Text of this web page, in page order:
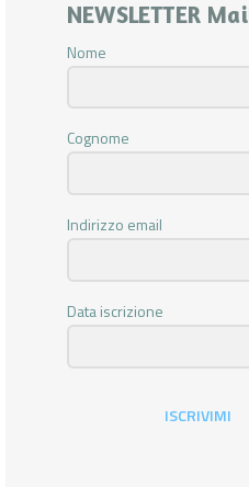
NEWSLETTER
Nome
Cognome
Indirizzo email
Data iscrizione
ISCRIVIMI